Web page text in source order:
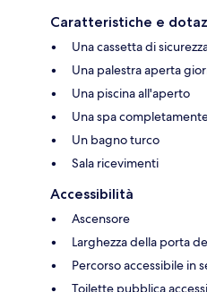
Caratteristiche e
Una cassetta di
Una palestra aperta
Una piscina all'aperto
Una spa
Un bagno turco
Sala ricevimenti
Accessibilità
Ascensore
Larghezza della porta
Percorso accessibile in
Toilette pubblica